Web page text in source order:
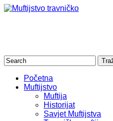
Početna
Muftijstvo
Muftija
Historijat
Savjet Muftijstva